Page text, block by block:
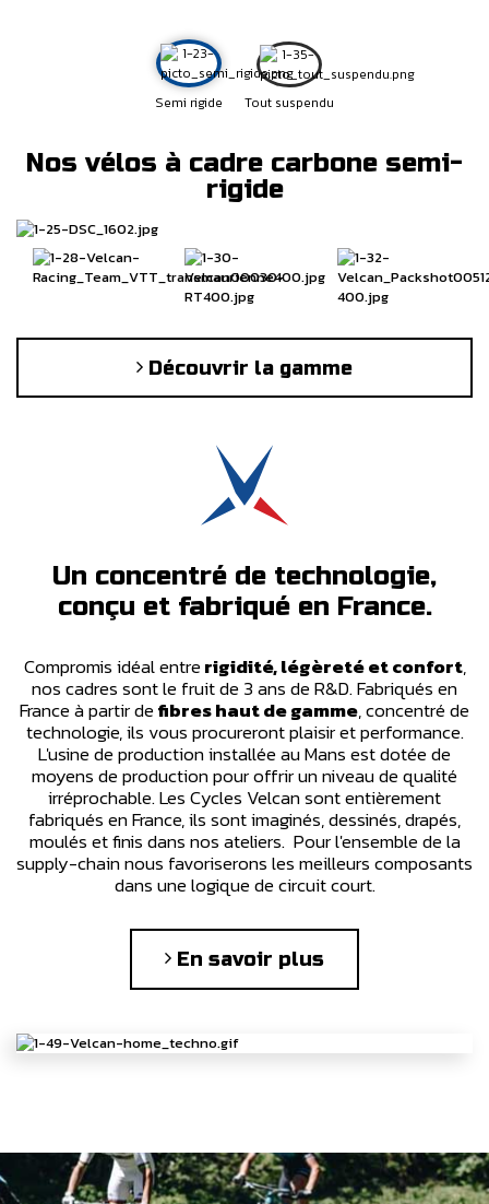
Semi rigide Tout suspendu
Nos vélos à cadre carbone semi-
rigide
Découvrir la gamme
Un concentré de technologie,
conçu et fabriqué en France.
Compromis idéal entrerigidité, légèreté et confort,
nos cadres sont le fruit de 3 ans de R&D. Fabriqués en
France à partir defibres haut de gamme, concentré de
technologie, ils vous procureront plaisir et performance.
L'usine de production installée au Mans est dotée de
moyens de production pour offrir un niveau de qualité
irréprochable. Les Cycles Velcan sont entièrement
fabriqués en France, ils sont imaginés, dessinés, drapés,
moulés et finis dans nos ateliers. Pour l'ensemble de la
supply-chain nous favoriserons les meilleurs composants
dans une logique de circuit court.
En savoir plus